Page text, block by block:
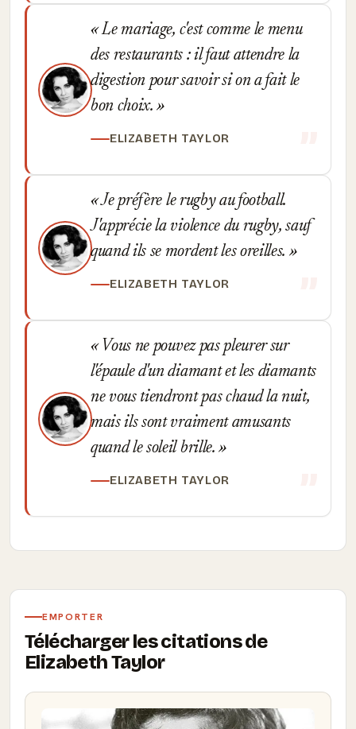
Le mariage, c'est comme le menu
des restaurants : il faut attendre la
digestion pour savoir si on a fait le
bon choix.
ELIZABETH TAYLOR
Je préfère le rugby au football.
J'apprécie la violence du rugby, sauf
quand ils se mordent les oreilles.
ELIZABETH TAYLOR
Vous ne pouvez pas pleurer sur
l'épaule d'un diamant et les diamants
ne vous tiendront pas chaud la nuit,
mais ils sont vraiment amusants
quand le soleil brille.
ELIZABETH TAYLOR
EMPORTER
Télécharger les citations de
Elizabeth Taylor